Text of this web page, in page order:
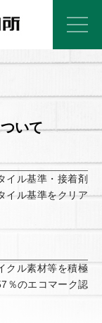
いて
イル基準・接着剤
イル基準をクリア
クル素材等を積極
％のエコマーク認